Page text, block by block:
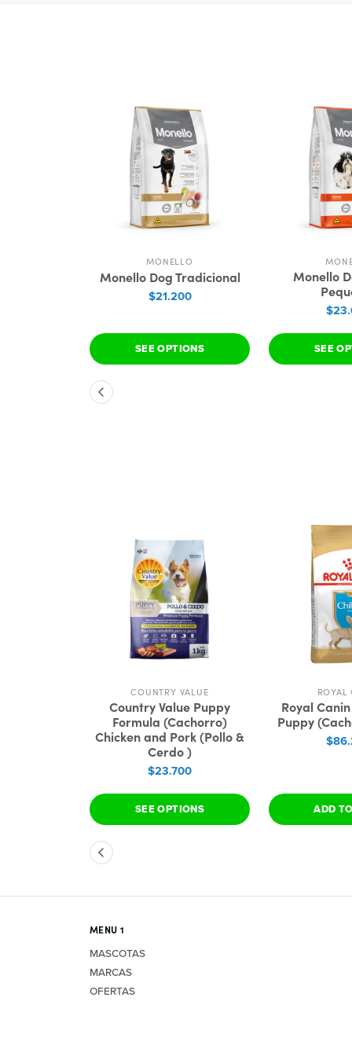
MONELLO
Monello Dog Tradicional
$21.200
SEE OPTIONS
Monello
SEE
COUNTRY VALUE
Country Value Puppy
Formula (Cachorro)
Chicken and Pork (Pollo &
Cerdo )
$23.700
SEE OPTIONS
ROYAL
Royal
Puppy
ADD
MENU 1
MASCOTAS
MARCAS
OFERTAS